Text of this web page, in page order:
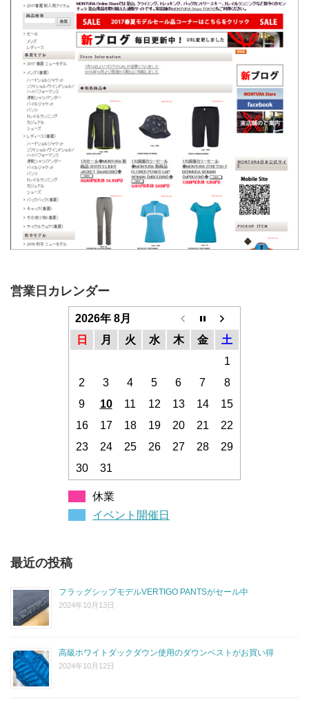
営業日カレンダー
2026年 8月
日
月 火 水 木 金
土
1
2
3 4 5 6 7
8
9
10 11 12 13 14
15
16
17 18 19 20 21
22
23
24 25 26 27 28
29
30
31
休業
イベント開催日
最近の投稿
フラッグシップモデルVERTIGO PANTSがセール中
2024年10月13日
高級ホワイトダックダウン使用のダウンベストがお買い得
2024年10月12日